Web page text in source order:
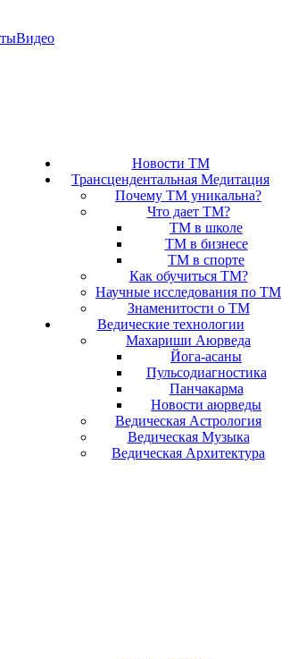
Видео
Новости ТМ
Трансцендентальная Медитация
Почему ТМ уникальна?
Что дает ТМ?
ТМ в школе
ТМ в бизнесе
ТМ в спорте
Как обучиться ТМ?
Научные исследования по ТМ
Знаменитости о ТМ
Ведические технологии
Махариши Аюрведа
Йога-асаны
Пульсодиагностика
Панчакарма
Новости аюрведы
Ведическая Астрология
Ведическая Музыка
Ведическая Архитектура